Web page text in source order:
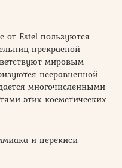
от Estel пользуются
прекрасной
мировым
несравненной
многочисленными
этих косметических
и перекиси